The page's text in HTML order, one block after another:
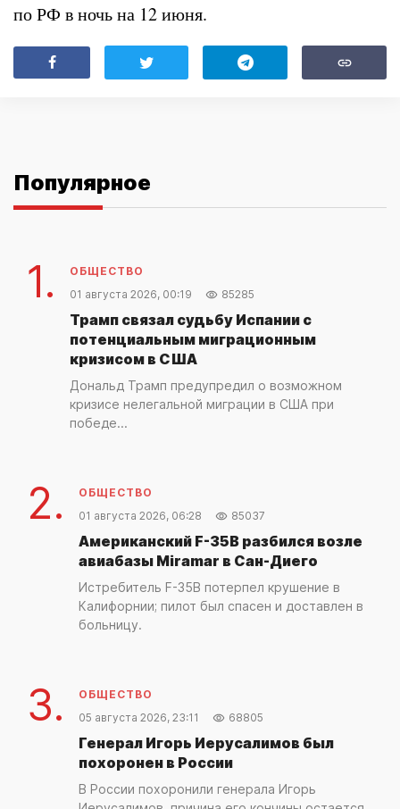
по РФ в ночь на 12 июня.
Популярное
1.
ОБЩЕСТВО
01 августа 2026, 00:19
85285
Трамп связал судьбу Испании с
потенциальным миграционным
кризисом в США
Дональд Трамп предупредил о возможном
кризисе нелегальной миграции в США при
победе...
2.
ОБЩЕСТВО
01 августа 2026, 06:28
85037
Американский F-35B разбился возле
авиабазы Miramar в Сан-Диего
Истребитель F-35B потерпел крушение в
Калифорнии; пилот был спасен и доставлен в
больницу.
3.
ОБЩЕСТВО
05 августа 2026, 23:11
68805
Генерал Игорь Иерусалимов был
похоронен в России
В России похоронили генерала Игорь